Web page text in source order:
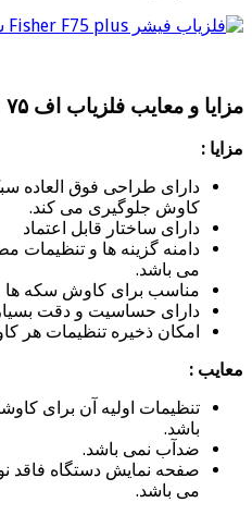
مزایا و معایب فلزیاب اف ۷۵ :
مزایا :
دارای طراحی فوق العاده
کاوش جلوگیری می کند.
دارای ساختار قابل اعتماد
دامنه گزینه ها و تنظیمات
می باشد.
مناسب برای کاوش سکه ها
دارای حساسیت و دقت
امکان ذخیره تنظیمات هر
معایب :
تنظیمات اولیه آن برای
باشد.
ضدآب نمی باشد.
صفحه نمایش دستگاه فاقد
می باشد.